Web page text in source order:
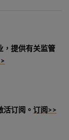
，提供有关监管
活订阅。 订阅>>